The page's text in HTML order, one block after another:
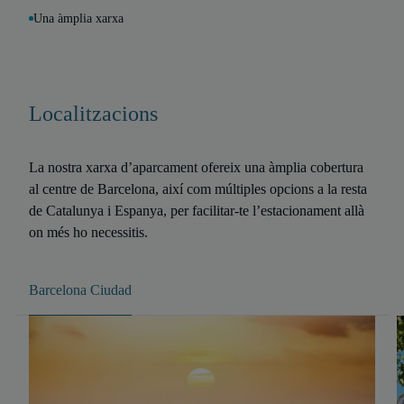
Una àmplia xarxa
Localitzacions
La nostra xarxa d’aparcament ofereix una àmplia cobertura
al centre de Barcelona, així com múltiples opcions a la resta
de Catalunya i Espanya, per facilitar-te l’estacionament allà
on més ho necessitis.
Barcelona Ciudad